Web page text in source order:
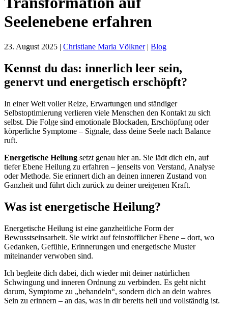
Seelenebene erfahren
23. August 2025 | Christiane Maria Völkner| Blog
Kennst du das: innerlich leer sein,
genervt und energetisch erschöpft?
In einer Welt voller Reize, Erwartungen und ständiger
Selbstoptimierung verlieren viele Menschen den Kontakt zu sich
selbst. Die Folge sind emotionale Blockaden, Erschöpfung oder
körperliche Symptome – Signale, dass deine Seele nach Balance
ruft.
Energetische Heilung setzt genau hier an. Sie lädt dich ein, auf
tiefer Ebene Heilung zu erfahren – jenseits von Verstand, Analyse
oder Methode. Sie erinnert dich an deinen inneren Zustand von
Ganzheit und führt dich zurück zu deiner ureigenen Kraft.
Was ist energetische Heilung?
Energetische Heilung ist eine ganzheitliche Form der
Bewusstseinsarbeit. Sie wirkt auf feinstofflicher Ebene – dort, wo
Gedanken, Gefühle, Erinnerungen und energetische Muster
miteinander verwoben sind.
Ich begleite dich dabei, dich wieder mit deiner natürlichen
Schwingung und inneren Ordnung zu verbinden. Es geht nicht
darum, Symptome zu „behandeln“, sondern dich an dein wahres
Sein zu erinnern – an das, was in dir bereits heil und vollständig ist.